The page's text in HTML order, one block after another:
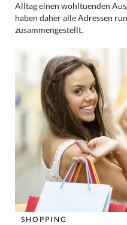
Alltag einen wohltuenden
haben daher alle Adressen
zusammengestellt.
SHOPPING